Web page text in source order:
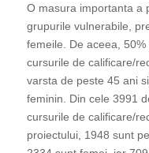
O masura importanta a
grupurile vulnerabile,
femeile. De aceea,
cursurile de calificare/
varsta de peste 45 ani
feminin. Din cele 3991
cursurile de calificare/
proiectului, 1948 sunt